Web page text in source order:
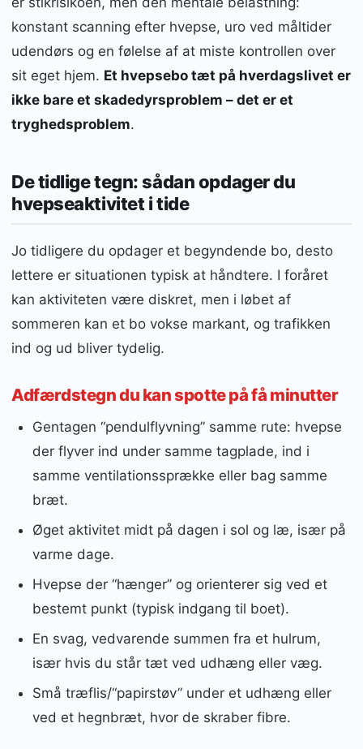
konstant scanning efter hvepse, uro ved måltider
udendørs og en følelse af at miste kontrollen over
sit eget hjem. Et hvepsebo tæt på hverdagslivet er
ikke bare et skadedyrsproblem – det er et
tryghedsproblem.
De tidlige tegn: sådan opdager du
hvepseaktivitet i tide
Jo tidligere du opdager et begyndende bo, desto
lettere er situationen typisk at håndtere. I foråret
kan aktiviteten være diskret, men i løbet af
sommeren kan et bo vokse markant, og trafikken
ind og ud bliver tydelig.
Adfærdstegn du kan spotte på få minutter
Gentagen “pendulflyvning” samme rute: hvepse
der flyver ind under samme tagplade, ind i
samme ventilationssprække eller bag samme
bræt.
Øget aktivitet midt på dagen i sol og læ, især på
varme dage.
Hvepse der “hænger” og orienterer sig ved et
bestemt punkt (typisk indgang til boet).
En svag, vedvarende summen fra et hulrum,
især hvis du står tæt ved udhæng eller væg.
Små træflis/“papirstøv” under et udhæng eller
ved et hegnbræt, hvor de skraber fibre.